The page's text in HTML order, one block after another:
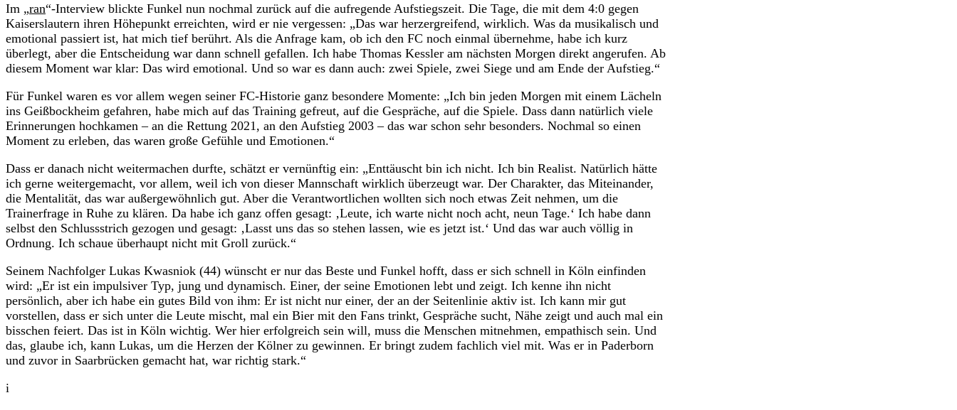
Im „ran“-Interview blickte Funkel nun nochmal zurück auf die aufregende Aufstiegszeit. Die Tage, die mit dem 4:0 gegen
Kaiserslautern ihren Höhepunkt erreichten, wird er nie vergessen: „Das war herzergreifend, wirklich. Was da musikalisch und
emotional passiert ist, hat mich tief berührt. Als die Anfrage kam, ob ich den FC noch einmal übernehme, habe ich kurz
überlegt, aber die Entscheidung war dann schnell gefallen. Ich habe Thomas Kessler am nächsten Morgen direkt angerufen. Ab
diesem Moment war klar: Das wird emotional. Und so war es dann auch: zwei Spiele, zwei Siege und am Ende der Aufstieg.“
Für Funkel waren es vor allem wegen seiner FC-Historie ganz besondere Momente: „Ich bin jeden Morgen mit einem Lächeln
ins Geißbockheim gefahren, habe mich auf das Training gefreut, auf die Gespräche, auf die Spiele. Dass dann natürlich viele
Erinnerungen hochkamen – an die Rettung 2021, an den Aufstieg 2003 – das war schon sehr besonders. Nochmal so einen
Moment zu erleben, das waren große Gefühle und Emotionen.“
Dass er danach nicht weitermachen durfte, schätzt er vernünftig ein: „Enttäuscht bin ich nicht. Ich bin Realist. Natürlich hätte
ich gerne weitergemacht, vor allem, weil ich von dieser Mannschaft wirklich überzeugt war. Der Charakter, das Miteinander,
die Mentalität, das war außergewöhnlich gut. Aber die Verantwortlichen wollten sich noch etwas Zeit nehmen, um die
Trainerfrage in Ruhe zu klären. Da habe ich ganz offen gesagt: ‚Leute, ich warte nicht noch acht, neun Tage.‘ Ich habe dann
selbst den Schlussstrich gezogen und gesagt: ‚Lasst uns das so stehen lassen, wie es jetzt ist.‘ Und das war auch völlig in
Ordnung. Ich schaue überhaupt nicht mit Groll zurück.“
Seinem Nachfolger Lukas Kwasniok (44) wünscht er nur das Beste und Funkel hofft, dass er sich schnell in Köln einfinden
wird: „Er ist ein impulsiver Typ, jung und dynamisch. Einer, der seine Emotionen lebt und zeigt. Ich kenne ihn nicht
persönlich, aber ich habe ein gutes Bild von ihm: Er ist nicht nur einer, der an der Seitenlinie aktiv ist. Ich kann mir gut
vorstellen, dass er sich unter die Leute mischt, mal ein Bier mit den Fans trinkt, Gespräche sucht, Nähe zeigt und auch mal ein
bisschen feiert. Das ist in Köln wichtig. Wer hier erfolgreich sein will, muss die Menschen mitnehmen, empathisch sein. Und
das, glaube ich, kann Lukas, um die Herzen der Kölner zu gewinnen. Er bringt zudem fachlich viel mit. Was er in Paderborn
und zuvor in Saarbrücken gemacht hat, war richtig stark.“
i